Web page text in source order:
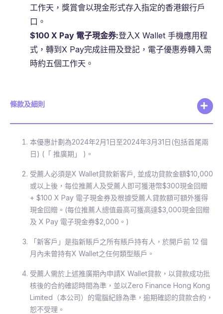
工作天，獎賞會以現金形式存入指定的香港銀行戶
口。
$100 X Pay 電子現金券:登入X Wallet 手機應用程
式，轉到X Pay完成註冊及登記，電子優惠券轉入需
時約五個工作天。
條款及細則
本優惠計劃為2024年2月1日至2024年3月31日(包括首尾兩
日) (「 推廣期」 )。
受薦人必須是X Wallet貸款新客戶, 並成功貸款金額$10,000
或以上後，每位推薦人及受薦人即可獲港幣$300現金回贈
+ $100 X Pay 電子現金券及根據受薦人貸款額可額外獲得
現金回贈。(每位推薦人總值最高可獲高達$3,000現金回贈
及 X Pay 電子現金券$2,000。)
「新客戶」是指新賬戶之所有賬戶持有人，於開戶前 12 個
月內未曾持有X Wallet之任何類型賬戶。
受薦人需於上述推廣期內申請X Wallet貸款，以貸款成功批
核後的合約確認時間為準，並以Zero Finance Hong Kong
Limited（本公司）的電腦紀錄為準，逾期確認的貸款合約，
恕不受理。